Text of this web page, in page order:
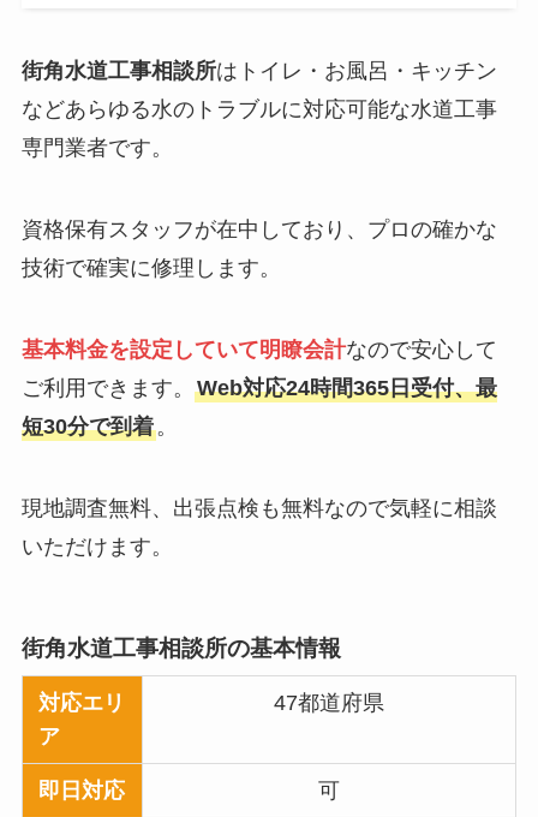
街角水道工事相談所はトイレ・お風呂・キッチン
などあらゆる水のトラブルに対応可能な水道工事
専門業者です。
資格保有スタッフが在中しており、プロの確かな
技術で確実に修理します。
基本料金を設定していて明瞭会計なので安心して
ご利用できます。 Web対応24時間365日受付、最
短30分で到着。
現地調査無料、出張点検も無料なので気軽に相談
いただけます。
街角水道工事相談所の基本情報
対応エリ
ア
47都道府県
即日対応 可